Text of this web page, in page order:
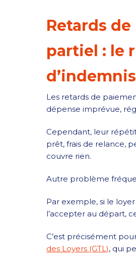
Retards
partiel : le
Les retards de
dépense imprévue,
Cependant, leur
prêt, frais de relance,
couvre rien.
Autre problème
Par exemple, si le
l’accepter au départ,
C’est précisément
des Loyers (GTL), qui